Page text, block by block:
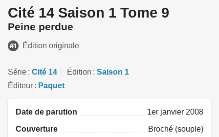
Cité 14 Saison 1 Tome 9
Peine perdue
Édition originale
Série Cité 14 Édition
Saison 1
Éditeur
Paquet
Date de parution 1er janvier 2008
Couverture Broché (souple)